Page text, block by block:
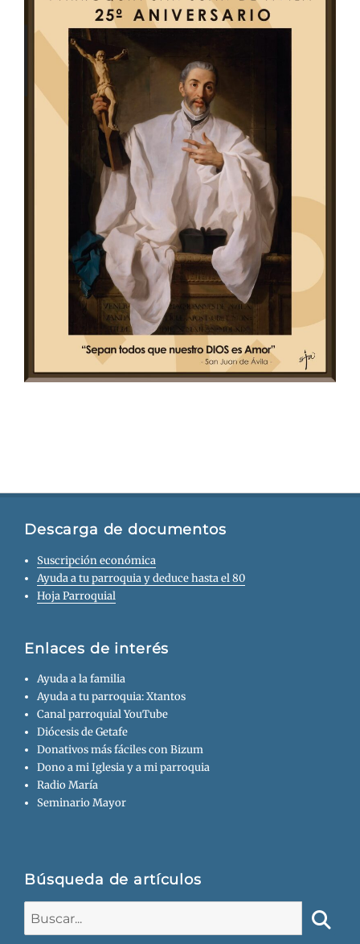
Descarga de documentos
Suscripción económica
Ayuda a tu parroquia y deduce hasta el 80
Hoja Parroquial
Enlaces de interés
Ayuda a la familia
Ayuda a tu parroquia: Xtantos
Canal parroquial YouTube
Diócesis de Getafe
Donativos más fáciles con Bizum
Dono a mi Iglesia y a mi parroquia
Radio María
Seminario Mayor
Búsqueda de artículos